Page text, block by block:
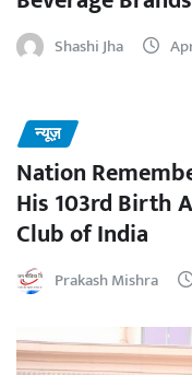
Shashi Jha
न्यूज़
Nation
His 103rd Birth
Club of India
Prakash Mishra